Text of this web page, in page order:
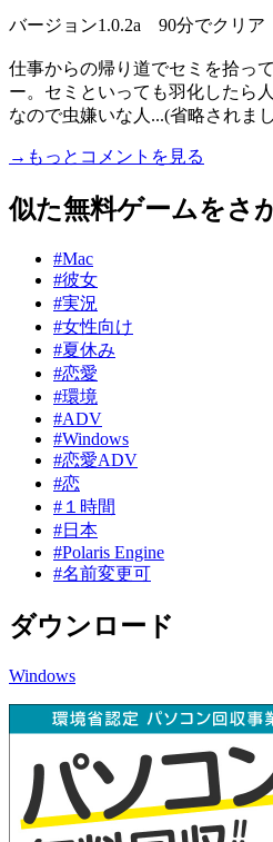
バージョン1.0.2a 90分でクリア
仕事からの帰り道でセミを拾っ
ー。セミといっても羽化したら
なので虫嫌いな人...(省略されま
→もっとコメントを見る
似た無料ゲームをさ
#Mac
#彼女
#実況
#女性向け
#夏休み
#恋愛
#環境
#ADV
#Windows
#恋愛ADV
#恋
#１時間
#日本
#Polaris Engine
#名前変更可
ダウンロード
Windows